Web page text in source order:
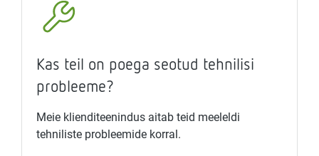
Kas teil on poega seotud tehnilisi
probleeme?
Meie klienditeenindus aitab teid meeleldi
tehniliste probleemide korral.